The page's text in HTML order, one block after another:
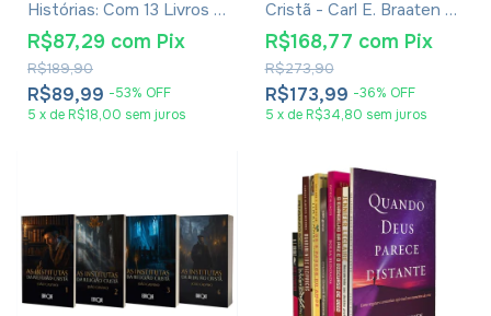
Histórias: Com 13 Livros -
Emílio Garofalo
R$89,99 -53% OFF
R$189,90
R$87,29 com Pix
5 x de R$18,00 sem juros
Cristã - Carl E. Braaten E
Robert W. Jenson
R$173,99 -36% OFF
R$273,90
R$168,77 com Pix
5 x de R$34,80 sem juros